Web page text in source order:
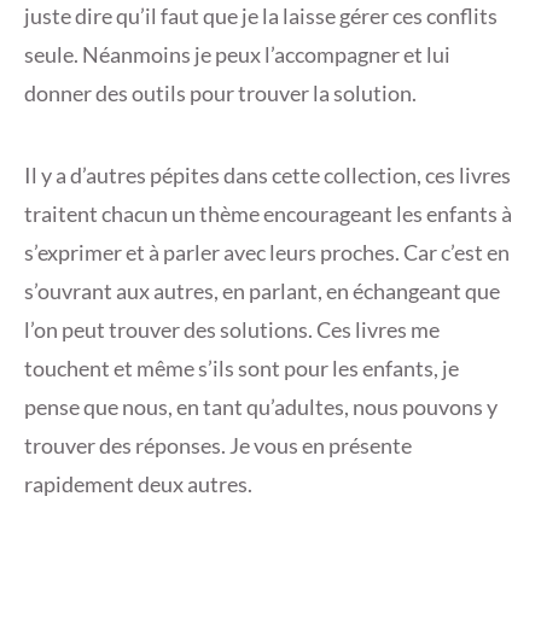
juste dire qu’il faut que je la laisse gérer ces conflits
seule. Néanmoins je peux l’accompagner et lui
donner des outils pour trouver la solution.
Il y a d’autres pépites dans cette collection, ces livres
traitent chacun un thème encourageant les enfants à
s’exprimer et à parler avec leurs proches. Car c’est en
s’ouvrant aux autres, en parlant, en échangeant que
l’on peut trouver des solutions. Ces livres me
touchent et même s’ils sont pour les enfants, je
pense que nous, en tant qu’adultes, nous pouvons y
trouver des réponses. Je vous en présente
rapidement deux autres.